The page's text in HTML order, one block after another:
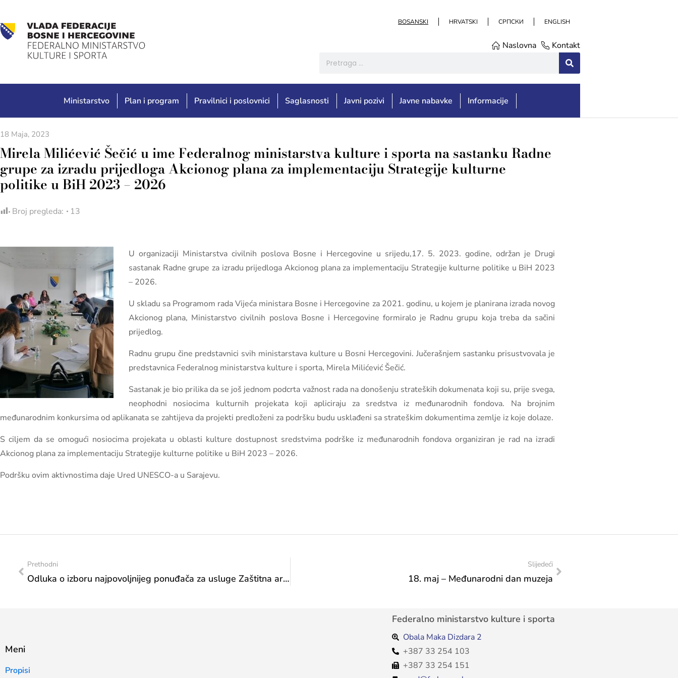
BOSANSKI HRVATSKI СРПСКИ ENGLISH
Naslovna Kontakt
Ministarstvo Plan i program Pravilnici i poslovnici Saglasnosti Javni pozivi Javne nabavke Informacije
18 Maja, 2023
Mirela Milićević Šečić u ime Federalnog ministarstva kulture i sporta na sastanku Radne
grupe za izradu prijedloga Akcionog plana za implementaciju Strategije kulturne
politike u BiH 2023 – 2026
Broj pregleda: 13
U organizaciji Ministarstva civilnih poslova Bosne i Hercegovine u srijedu,17. 5. 2023. godine, održan je Drugi
sastanak Radne grupe za izradu prijedloga Akcionog plana za implementaciju Strategije kulturne politike u BiH 2023
– 2026.
U skladu sa Programom rada Vijeća ministara Bosne i Hercegovine za 2021. godinu, u kojem je planirana izrada novog
Akcionog plana, Ministarstvo civilnih poslova Bosne i Hercegovine formiralo je Radnu grupu koja treba da sačini
prijedlog.
Radnu grupu čine predstavnici svih ministarstava kulture u Bosni Hercegovini. Jučerašnjem sastanku prisustvovala je
predstavnica Federalnog ministarstva kulture i sporta, Mirela Milićević Šečić.
Sastanak je bio prilika da se još jednom podcrta važnost rada na donošenju strateških dokumenata koji su, prije svega,
neophodni nosiocima kulturnih projekata koji apliciraju za sredstva iz međunarodnih fondova. Na brojnim
međunarodnim konkursima od aplikanata se zahtijeva da projekti predloženi za podršku budu usklađeni sa strateškim dokumentima zemlje iz koje dolaze.
S ciljem da se omogući nosiocima projekata u oblasti kulture dostupnost sredstvima podrške iz međunarodnih fondova organiziran je rad na izradi
Akcionog plana za implementaciju Strategije kulturne politike u BiH 2023 – 2026.
Podršku ovim aktivnostima daje Ured UNESCO-a u Sarajevu.
Prethodni
Odluka o izboru najpovoljnijeg ponuđača za usluge Zaštitna arheološka istraživanja na Koridoru Vc za dionicu Putnikovo brdo Medakovo
Slijedeći
18. maj – Međunarodni dan muzeja
Meni
Propisi
Federalno ministarstvo kulture i sporta
Obala Maka Dizdara 2
+387 33 254 103
+387 33 254 151